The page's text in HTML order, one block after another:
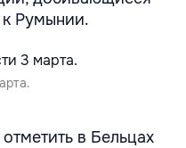
Румынии.
в Бельцах